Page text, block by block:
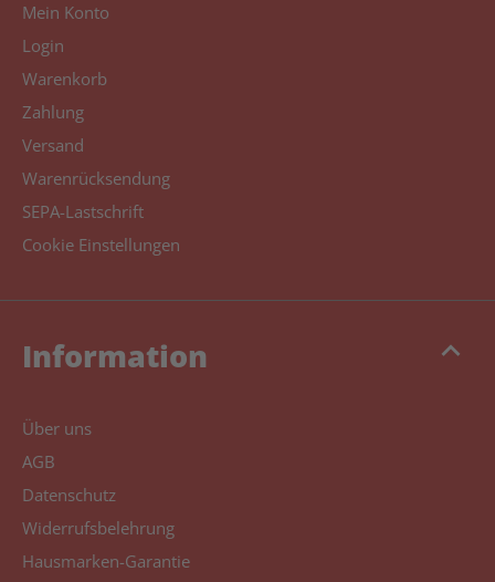
Mein Konto
Login
Warenkorb
Zahlung
Versand
Warenrücksendung
SEPA-Lastschrift
Cookie Einstellungen
keyboard_arrow_up
Information
Über uns
AGB
Datenschutz
Widerrufsbelehrung
Hausmarken-Garantie